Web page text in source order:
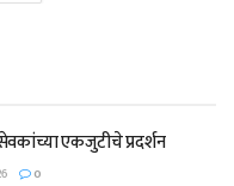
एकजुटीचे प्रदर्शन
0